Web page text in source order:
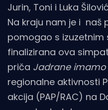
Jurin, Toni i Luka
Na kraju nam je i naš
pomogao s izuzetnim
finalizirana ova
priča Jadrane
regionalne aktivnosti
akcija (PAP/RAC) na